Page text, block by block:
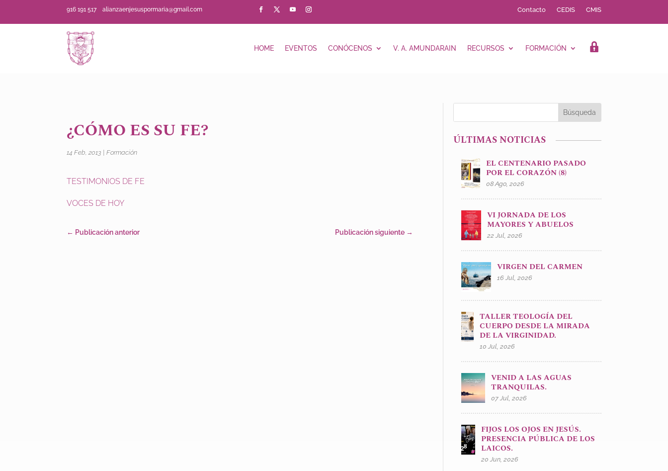
916 191 517alianzaenjesuspormaria@gmail.com Contacto CEDIS CMIS
HOME EVENTOS CONÓCENOS V. A. AMUNDARAIN RECURSOS FORMACIÓN LOGIN
¿CÓMO ES SU FE?
14 Feb, 2013 |Formación
TESTIMONIOS DE FE
VOCES DE HOY
← Publicación anterior Publicación siguiente →
ÚLTIMAS NOTICIAS
EL CENTENARIO PASADO
POR EL CORAZÓN (8)
08 Ago, 2026
VI JORNADA DE LOS
MAYORES Y ABUELOS
22 Jul, 2026
VIRGEN DEL CARMEN
16 Jul, 2026
TALLER TEOLOGÍA DEL
CUERPO DESDE LA MIRADA
DE LA VIRGINIDAD.
10 Jul, 2026
VENID A LAS AGUAS
TRANQUILAS.
07 Jul, 2026
FIJOS LOS OJOS EN JESÚS.
PRESENCIA PÚBLICA DE LOS
LAICOS.
20 Jun, 2026